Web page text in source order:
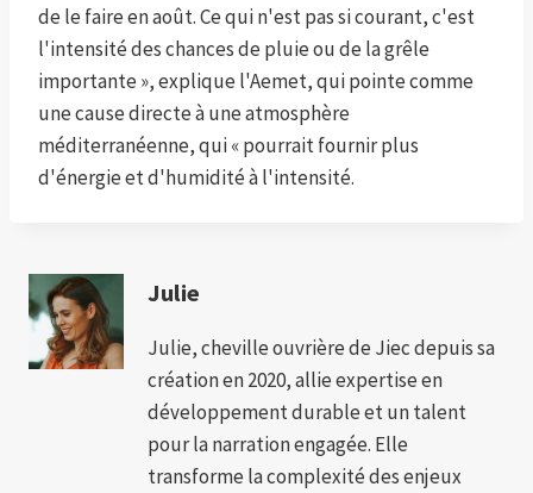
de le faire en août. Ce qui n'est pas si courant, c'est
l'intensité des chances de pluie ou de la grêle
importante », explique l'Aemet, qui pointe comme
une cause directe à une atmosphère
méditerranéenne, qui « pourrait fournir plus
d'énergie et d'humidité à l'intensité.
Julie
Julie, cheville ouvrière de Jiec depuis sa
création en 2020, allie expertise en
développement durable et un talent
pour la narration engagée. Elle
transforme la complexité des enjeux